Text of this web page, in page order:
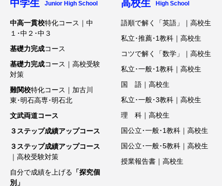
中学生 Junior High School
中高一貫校特化コース｜中
１･中２･中３
基礎力完成コース
基礎力完成コース｜高校受験
対策
難関校特化コース｜加古川
東･明石高専･明石北
文武両道コース
３ステップ成績アップコース
３ステップ成績アップコース
｜高校受験対策
自分で成績を上げる 「探究個
別」
高校生 High School
語順で解く「英語」｜高校生
私立･推薦･1教科｜高校生
コツで解く「数学」｜高校生
私立･一般･1教科｜高校生
国 語｜高校生
私立･一般･3教科｜高校生
理 科｜高校生
国公立･一般･1教科｜高校生
国公立･一般･5教科｜高校生
授業報告書｜高校生